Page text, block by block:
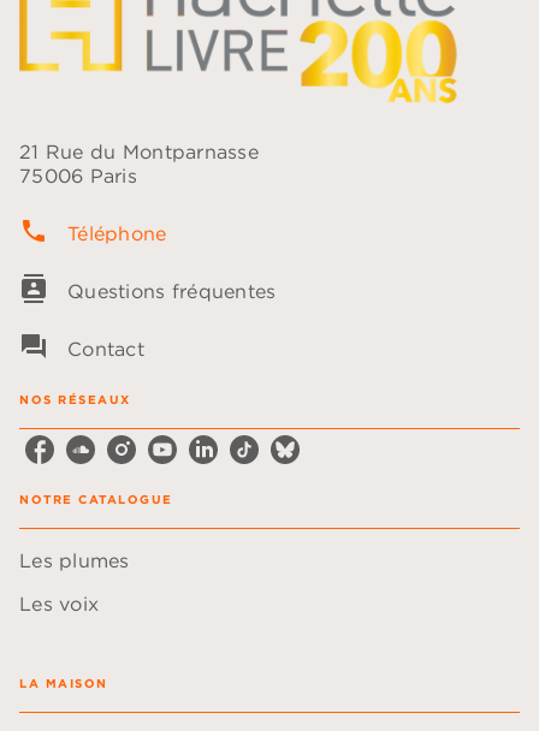
21 Rue du Montparnasse
75006 Paris
phone Téléphone
contacts Questions fréquentes
question_answer Contact
NOS RÉSEAUX
NOTRE CATALOGUE
Les plumes
Les voix
LA MAISON